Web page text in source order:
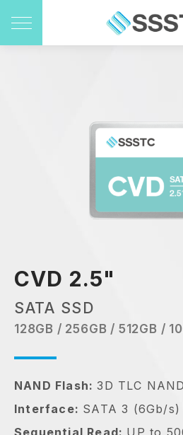
CVD 2.5"
SATA SSD
128GB / 256GB / 512GB /
NAND Flash:3D TLC
Interface: SATA 3 (6Gb/s)